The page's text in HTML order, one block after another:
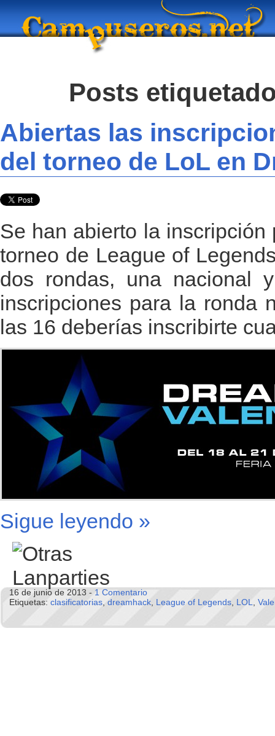
Posts
Abiertas las
del torneo de LoL en
Se han abierto la
torneo de League of
dos rondas, una nacional
inscripciones para la ronda
las 16 deberías inscribirte
Sigue leyendo »
16 de junio de 2013 - 1 Comentario
Etiquetas: clasificatorias, dreamhack, League of Legends, LOL,